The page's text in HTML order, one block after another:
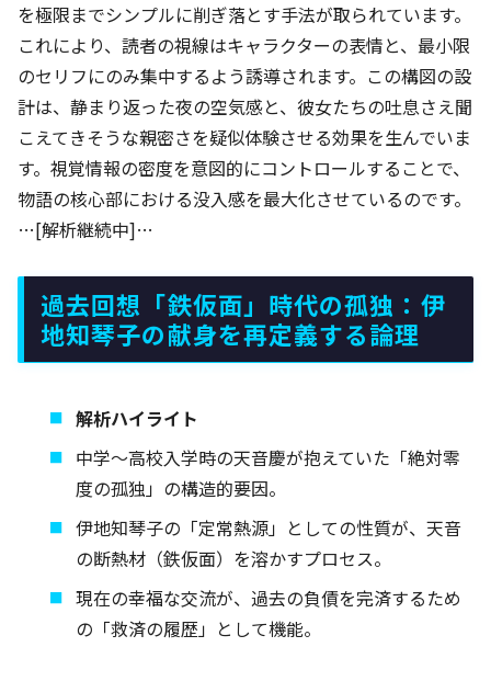
を極限までシンプルに削ぎ落とす手法が取られています。
これにより、読者の視線はキャラクターの表情と、最小限
のセリフにのみ集中するよう誘導されます。この構図の設
計は、静まり返った夜の空気感と、彼女たちの吐息さえ聞
こえてきそうな親密さを疑似体験させる効果を生んでいま
す。視覚情報の密度を意図的にコントロールすることで、
物語の核心部における没入感を最大化させているのです。
…[解析継続中]…
過去回想「鉄仮面」時代の孤独：伊
地知琴子の献身を再定義する論理
解析ハイライト
中学〜高校入学時の天音慶が抱えていた「絶対零
度の孤独」の構造的要因。
伊地知琴子の「定常熱源」としての性質が、天音
の断熱材（鉄仮面）を溶かすプロセス。
現在の幸福な交流が、過去の負債を完済するため
の「救済の履歴」として機能。